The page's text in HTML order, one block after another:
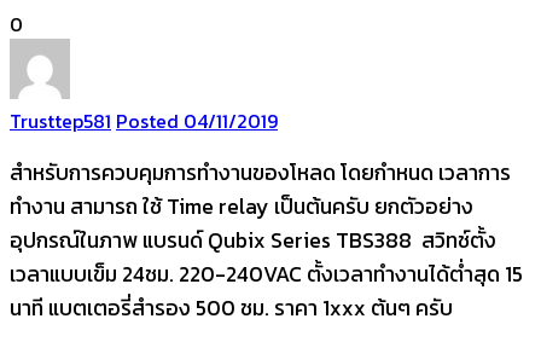
0
Trusttep581 Posted 04/11/2019
สำหรับการควบคุมการทำงานของโหลด โดยกำหนด เวลาการ
ทำงาน สามารถ ใช้ Time relay เป็นต้นครับ ยกตัวอย่าง
อุปกรณ์ในภาพ แบรนด์ Qubix Series TBS388 สวิทช์ตั้ง
เวลาแบบเข็ม 24ชม. 220-240VAC ตั้งเวลาทำงานได้ต่ำสุด 15
นาที แบตเตอรี่สำรอง 500 ชม. ราคา 1xxx ต้นๆ ครับ